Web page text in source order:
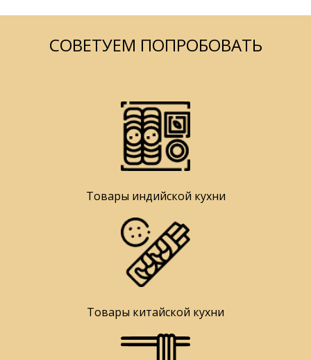
СОВЕТУЕМ ПОПРОБОВАТЬ
Товары индийской кухни
Товары китайской кухни